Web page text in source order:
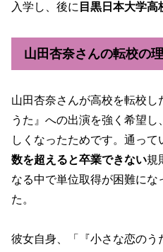
入学し、後に 目黒日本大学高
山田杏奈さんの転校の
山田杏奈さんが高校を転校
うた』への出演を強く希望
しくなったためです。通って
数を超えると卒業できない規
なる中で単位取得が困難にな
た。
彼女自身、「『小さな恋の